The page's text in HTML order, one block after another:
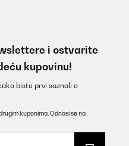
i ostvarite
kupovinu!
biste prvi saznali o
kuponima. Odnosi se na